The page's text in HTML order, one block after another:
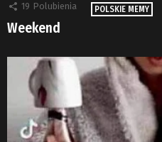
19 Polubienia POLSKIE MEMY
Weekend